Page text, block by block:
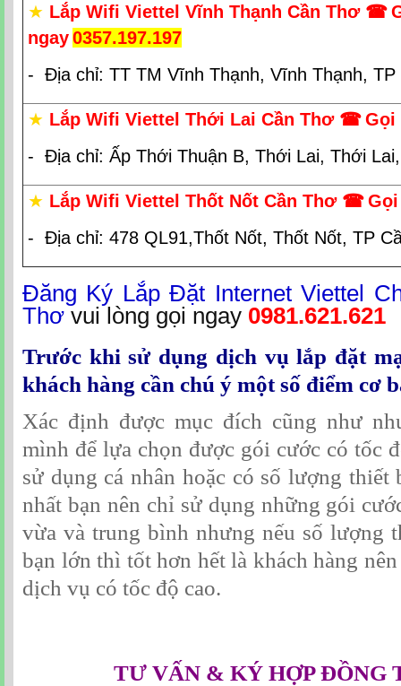
★ Lắp Wifi Viettel Vĩnh Thạnh Cần Thơ ☎
ngay0357.197.197
- Địa chỉ: TT TM Vĩnh Thạnh, Vĩnh Thạnh, TP
★ Lắp Wifi Viettel Thới Lai Cần Thơ ☎Gọi
- Địa chỉ: Ấp Thới Thuận B, Thới Lai, Thới
★ Lắp Wifi Viettel Thốt Nốt Cần Thơ ☎
- Địa chỉ: 478 QL91,Thốt Nốt, Thốt Nốt, TP
Đăng Ký Lắp Đặt Internet Viettel
Thơ vui lòng gọi ngay 0981.621.621
Trước khi sử dụng dịch vụ lắp đặt
khách hàng cần chú ý một số điểm cơ
Xác định được mục đích cũng như
mình để lựa chọn được gói cước có tốc
sử dụng cá nhân hoặc có số lượng
nhất bạn nên chỉ sử dụng những gói
vừa và trung bình nhưng nếu số lượng
bạn lớn thì tốt hơn hết là khách hàng
dịch vụ có tốc độ cao.
TƯ VẤN & KÝ HỢP ĐỒNG